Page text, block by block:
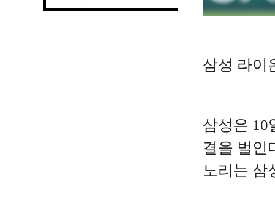
삼성 라이
삼성은 10
결을 벌인
노리는 삼